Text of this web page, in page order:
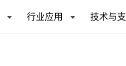
行业应用 技术与